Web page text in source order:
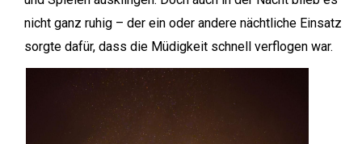
nicht ganz ruhig – der ein oder andere nächtliche Einsatz
sorgte dafür, dass die Müdigkeit schnell verflogen war.